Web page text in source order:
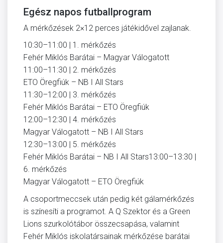
Egész napos futballprogram
A mérkőzések 2×12 perces játékidővel zajlanak.
10:30–11:00 | 1. mérkőzés
Fehér Miklós Barátai – Magyar Válogatott
11:00–11:30 | 2. mérkőzés
ETO Öregfiúk – NB I All Stars
11:30–12:00 | 3. mérkőzés
Fehér Miklós Barátai – ETO Öregfiúk
12:00–12:30 | 4. mérkőzés
Magyar Válogatott – NB I All Stars
12:30–13:00 | 5. mérkőzés
Fehér Miklós Barátai – NB I All Stars13:00–13:30 |
6. mérkőzés
Magyar Válogatott – ETO Öregfiúk
A csoportmeccsek után pedig két gálamérkőzés
is színesíti a programot. A Q Szektor és a Green
Lions szurkolótábor összecsapása, valamint
Fehér Miklós iskolatársainak mérkőzése barátai